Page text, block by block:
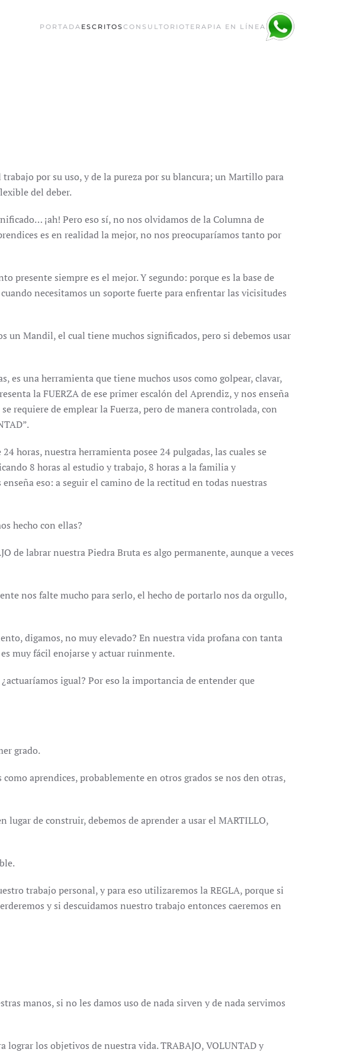
PORTADA ESCRITOSCONSULTORIOTERAPIA EN LÍNEA
por su uso, y de la pureza por su blancura; un Martillo para
del deber.
¡ah! Pero eso sí, no nos olvidamos de la Columna de
es en realidad la mejor, no nos preocuparíamos tanto por
presente siempre es el mejor. Y segundo: porque es la base de
necesitamos un soporte fuerte para enfrentar las vicisitudes
un Mandil, el cual tiene muchos significados, pero si debemos usar
es una herramienta que tiene muchos usos como golpear, clavar,
la FUERZA de ese primer escalón del Aprendiz, y nos enseña
requiere de emplear la Fuerza, pero de manera controlada, con
horas, nuestra herramienta posee 24 pulgadas, las cuales se
8 horas al estudio y trabajo, 8 horas a la familia y
eso: a seguir el camino de la rectitud en todas nuestras
hecho con ellas?
de labrar nuestra Piedra Bruta es algo permanente, aunque a veces
nos falte mucho para serlo, el hecho de portarlo nos da orgullo,
digamos, no muy elevado? En nuestra vida profana con tanta
muy fácil enojarse y actuar ruinmente.
igual? Por eso la importancia de entender que
grado.
aprendices, probablemente en otros grados se nos den otras,
lugar de construir, debemos de aprender a usar el MARTILLO,
trabajo personal, y para eso utilizaremos la REGLA, porque si
y si descuidamos nuestro trabajo entonces caeremos en
manos, si no les damos uso de nada sirven y de nada servimos
lograr los objetivos de nuestra vida. TRABAJO, VOLUNTAD y